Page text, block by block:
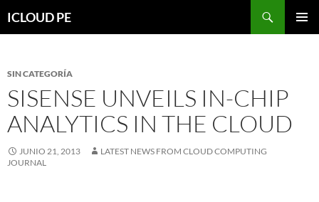
hacia
ICLOUD PE
SIN CATEGORÍA
SISENSE UNVEILS IN-CHIP
ANALYTICS IN THE CLOUD
JUNIO 21, 2013
LATEST NEWS FROM CLOUD COMPUTING
JOURNAL